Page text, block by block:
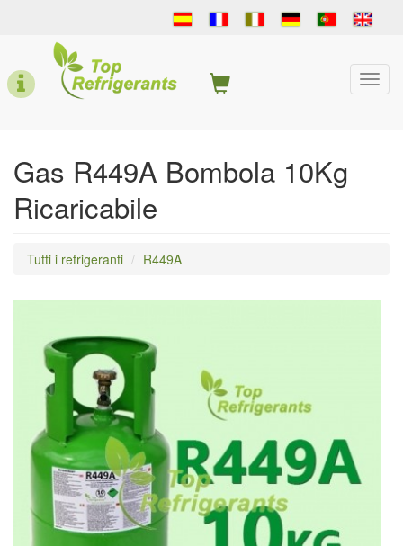
content
Gas R449A Bombola 10Kg
Ricaricabile
Tutti i refrigeranti R449A